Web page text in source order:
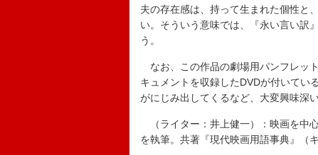
夫の存在感は、持って生まれた個性と
い。そういう意味では、『永い言い訳
う。
なお、この作品の劇場用パンフレッ
キュメントを収録したDVDが付いてい
がにじみ出してくるなど、大変興味深
（ライター：井上健一）：映画を中
を執筆。共著『現代映画用語事典』（